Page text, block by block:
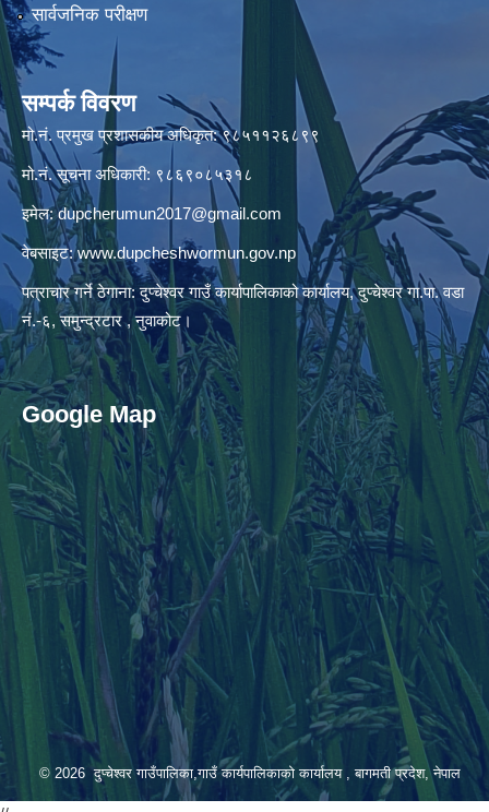
सार्वजनिक परीक्षण
सम्पर्क विवरण
मो.नं. प्रमुख प्रशासकीय अधिकृत: ९८५११२६८९९
मो.नं. सूचना अधिकारी: ९८६९०८५३१८
इमेल:dupcherumun2017@gmail.com
वेबसाइट:www.dupcheshwormun.gov.np
पत्राचार गर्ने ठेगाना: दुप्चेश्वर गाउँ कार्यापालिकाको कार्यालय, दुप्चेश्वर गा.पा. वडा
नं.-६, समुन्द्रटार , नुवाकोट।
Google Map
© 2026 दुप्चेश्वर गाउँपालिका,गाउँ कार्यपालिकाको कार्यालय , बागमती प्रदेश, नेपाल